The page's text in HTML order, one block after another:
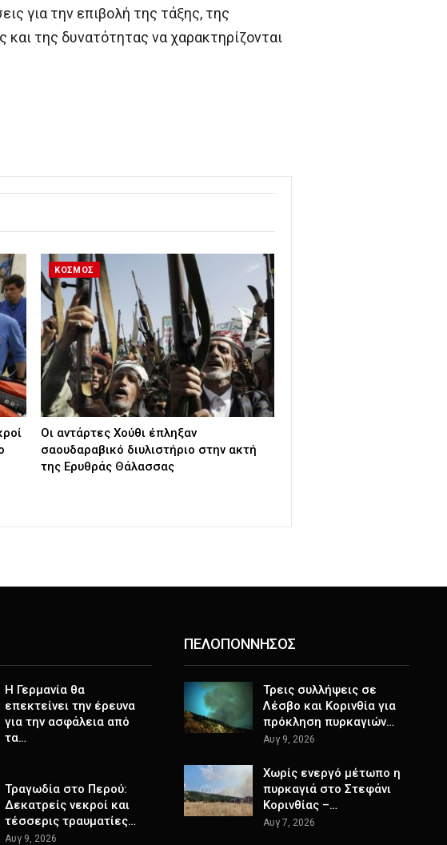
για την επιβολή της τάξης, της
της δυνατότητας να χαρακτηρίζονται
ΚΟΣΜΟΣ
Οι αντάρτες Χούθι έπληξαν
σαουδαραβικό διυλιστήριο στην ακτή
της Ερυθράς Θάλασσας
Η Γερμανία θα
επεκτείνει την έρευνα
για την ασφάλεια από
τα…
Τραγωδία στο Περού:
Δεκατρείς νεκροί και
τέσσερις τραυματίες…
Αυγ 9, 2026
ΠΕΛΟΠΟΝΝΗΣΟΣ
Τρεις συλλήψεις σε
Λέσβο και Κορινθία για
πρόκληση πυρκαγιών…
Αυγ 9, 2026
Χωρίς ενεργό μέτωπο η
πυρκαγιά στο Στεφάνι
Κορινθίας –…
Αυγ 7, 2026